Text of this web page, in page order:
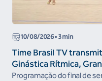
10/08/2026• 3 min
Time Brasil TV
Ginástica Rítmica,
Brasileiro de Skate
Programação do final de